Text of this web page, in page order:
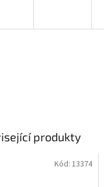
produkty
Kód: 13374